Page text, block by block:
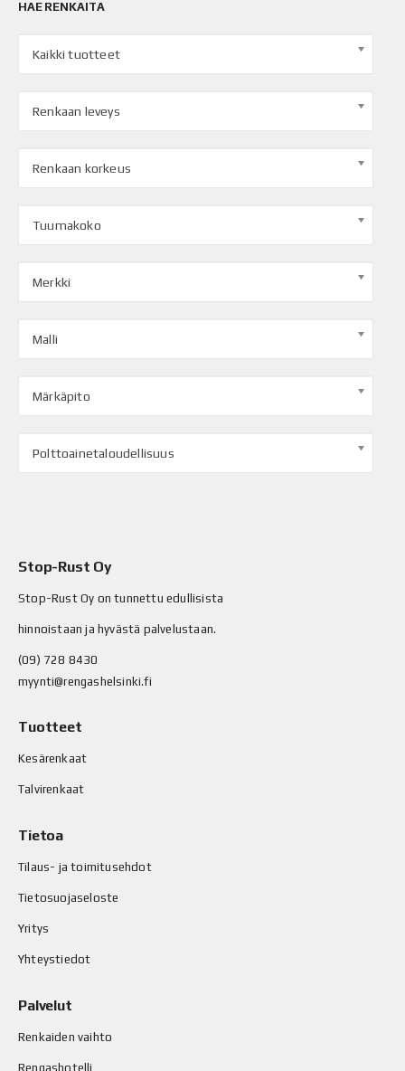
HAE RENKAITA
Kaikki tuotteet
Renkaan leveys
Renkaan korkeus
Tuumakoko
Merkki
Malli
Märkäpito
Polttoainetaloudellisuus
Stop-Rust Oy
Stop-Rust Oy on tunnettu edullisista
hinnoistaan ja hyvästä palvelustaan.
(09) 728 8430
myynti@rengashelsinki.fi
Tuotteet
Kesärenkaat
Talvirenkaat
Tietoa
Tilaus- ja toimitusehdot
Tietosuojaseloste
Yritys
Yhteystiedot
Palvelut
Renkaiden vaihto
Rengashotelli